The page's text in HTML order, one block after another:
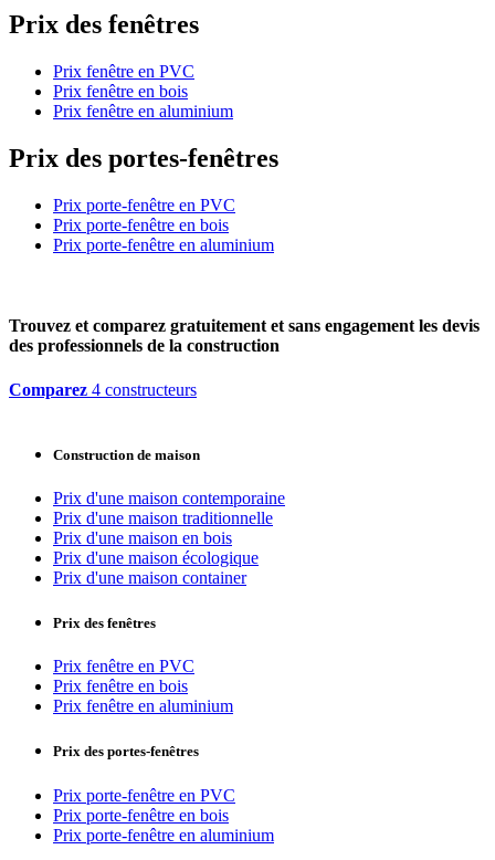
Prix des fenêtres
Prix fenêtre en PVC
Prix fenêtre en bois
Prix fenêtre en aluminium
Prix des portes-fenêtres
Prix porte-fenêtre en PVC
Prix porte-fenêtre en bois
Prix porte-fenêtre en aluminium
Trouvez et comparez gratuitement et sans engagement les devis
des professionnels de la construction
Comparez 4 constructeurs
Construction de maison
Prix d'une maison contemporaine
Prix d'une maison traditionnelle
Prix d'une maison en bois
Prix d'une maison écologique
Prix d'une maison container
Prix des fenêtres
Prix fenêtre en PVC
Prix fenêtre en bois
Prix fenêtre en aluminium
Prix des portes-fenêtres
Prix porte-fenêtre en PVC
Prix porte-fenêtre en bois
Prix porte-fenêtre en aluminium